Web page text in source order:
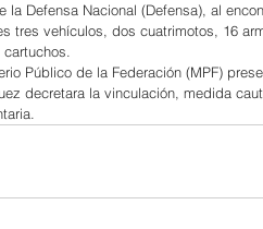
la Defensa Nacional (Defensa), al
tres vehículos, dos cuatrimotos, 16
Público de la Federación (MPF)
decretara la vinculación, medida